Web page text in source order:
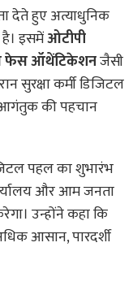
देते हुए अत्याधुनिक
इसमेंओटीपी
फेस ऑथेंटिकेशनजैसी
सुरक्षा कर्मी डिजिटल
की पहचान
पहल का शुभारंभ
और आम जनता
उन्होंने कहा कि
आसान, पारदर्शी